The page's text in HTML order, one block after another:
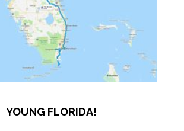
YOUNG FLORIDA!